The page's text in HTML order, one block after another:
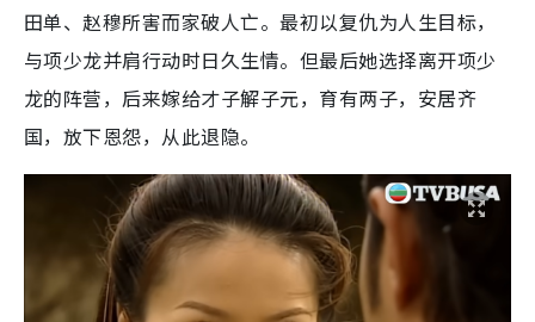
田单、赵穆所害而家破人亡。最初以复仇为人生目标，
与项少龙并肩行动时日久生情。但最后她选择离开项少
龙的阵营，后来嫁给才子解子元，育有两子，安居齐
国，放下恩怨，从此退隐。